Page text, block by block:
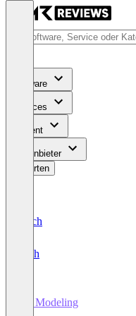
Software
Services
Content
Für Anbieter
Bewerten
Deutsch
English
3D Modeling